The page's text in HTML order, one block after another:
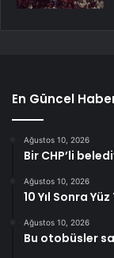
En Güncel
Ağustos 10, 2026
Bir CHP’li
Ağustos 10, 2026
10 Yıl Sonra
Ağustos 10, 2026
Bu otobüsler